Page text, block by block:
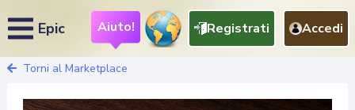
Epic Aiuto! Registrati Accedi
Torni al Marketplace